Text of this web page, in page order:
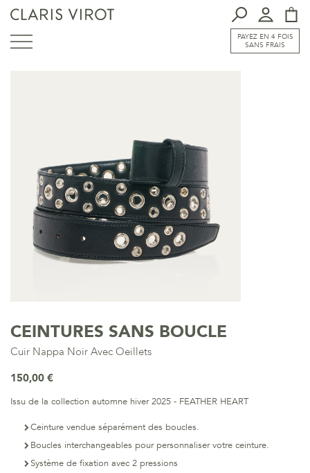
PAYEZ EN 4 FOIS
SANS FRAIS
CEINTURES SANS BOUCLE
Cuir Nappa Noir Avec Oeillets
150,00 €
Issu de la collection automne hiver 2025 - FEATHER HEART
Ceinture vendue séparément des boucles.
Boucles interchangeables pour personnaliser votre ceinture.
Système de fixation avec 2 pressions